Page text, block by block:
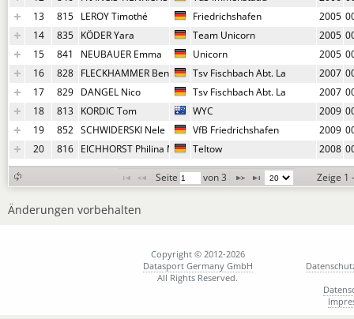
13
815 LEROY Timothé Friedrichshafen 2005
14
835 KÖDER Yara Team Unicorn 2005
15
841 NEUBAUER Emma Unicorn 2005
16
828 FLECKHAMMER Benaja Tsv Fischbach Abt. La 2007
17
829 DANGEL Nico Tsv Fischbach Abt. La 2007
18
813 KORDIC Tom WYC 2009
19
852 SCHWIDERSKI Nele VfB Friedrichshafen 2009
20
816 EICHHORST Philina Mia Monika
Teltow 2008
Seite von 3 Zeige 1
Änderungen vorbehalten
Copyright © 2012-2026
Datasport Germany GmbH
All Rights Reserved.